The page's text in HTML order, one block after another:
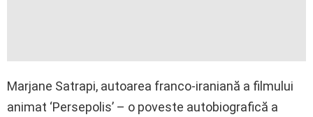
Marjane Satrapi, autoarea franco-iraniană a filmului
animat ‘Persepolis’ – o poveste autobiografică a